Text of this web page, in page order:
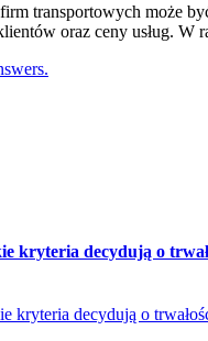
transportowych może
oraz ceny usług.
kryteria decydują o